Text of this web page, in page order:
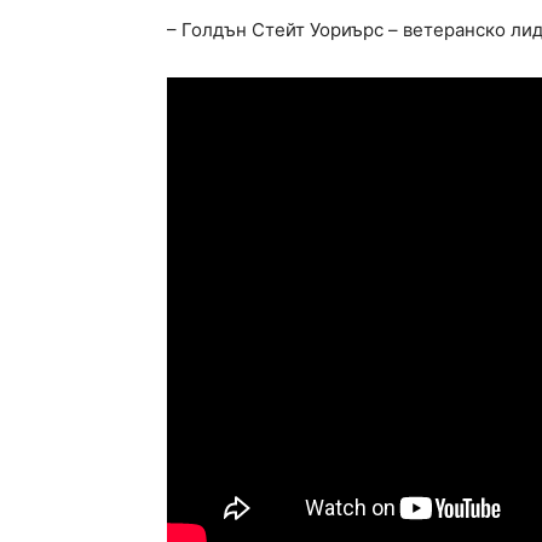
– Голдън Стейт Уориърс – ветеранско